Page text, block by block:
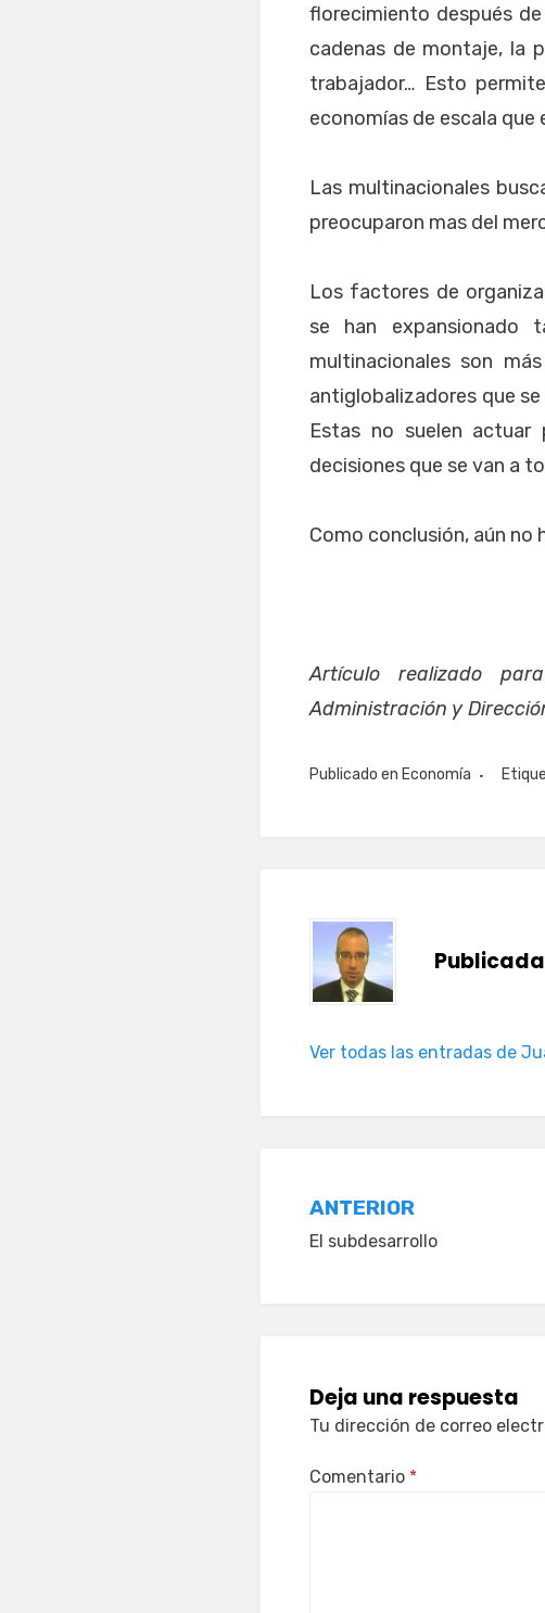
florecimiento después
cadenas de montaje, la
trabajador… Esto
economías de escala
Las multinacionales
preocuparon mas del
Los factores de
se han expansionado
multinacionales son
antiglobalizadores que
Estas no suelen actuar
decisiones que se van a
Como conclusión, aún
Artículo realizado
Administración y
Publicado en Economía
Ver todas las entradas de
Navegación
de
ANTERIOR
El subdesarrollo
Deja una respuesta
Tu dirección de correo
Comentario *